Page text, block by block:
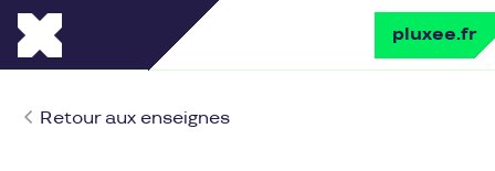
pluxee.fr
Retour aux enseignes